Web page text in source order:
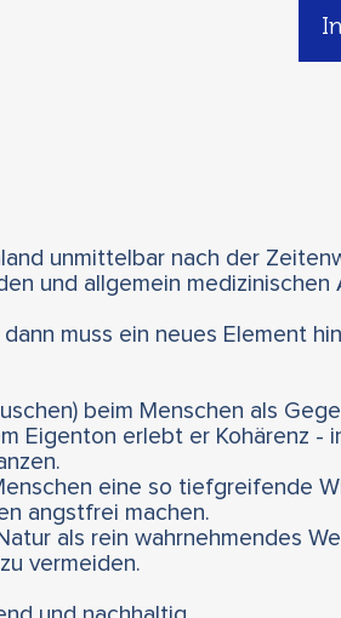
unmittelbar nach der
und allgemein medizinischen
muss ein neues Element
beim Menschen als
Eigenton erlebt er Kohärenz -
eine so tiefgreifende
angstfrei machen.
als rein wahrnehmendes
vermeiden.